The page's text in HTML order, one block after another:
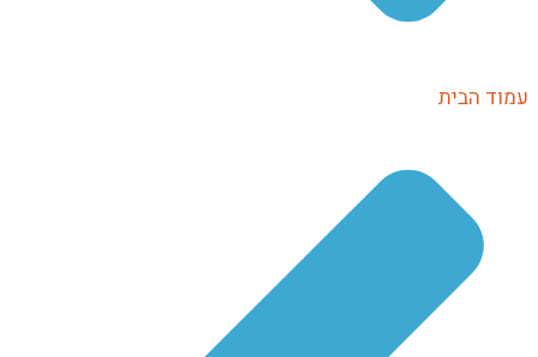
עמוד הבית